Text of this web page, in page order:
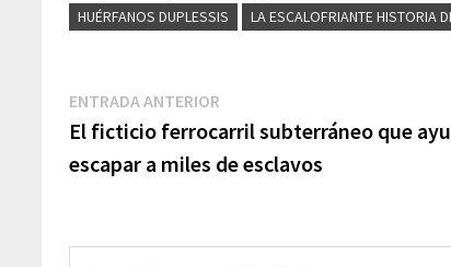
HUÉRFANOS DUPLESSIS
LA ESCALOFRIANTE HISTORIA
Navegación
de
entradas
ENTRADA ANTERIOR
anterior:
El ficticio ferrocarril subterráneo que
escapar a miles de esclavos